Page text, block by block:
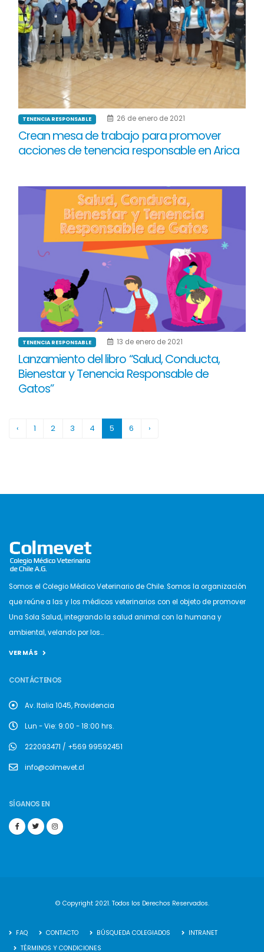
TENENCIA RESPONSABLE 26 de enero de 2021
Crean mesa de trabajo para promover
acciones de tenencia responsable en Arica
TENENCIA RESPONSABLE 13 de enero de 2021
Lanzamiento del libro “Salud, Conducta,
Bienestar y Tenencia Responsable de
Gatos”
‹ 1 2 3 4 5 6 ›
Somos el Colegio Médico Veterinario de Chile. Somos la organización
que reúne a las y los médicos veterinarios con el objeto de promover
Una Sola Salud, integrando la salud animal con la humana y
ambiental, velando por los...
VER MÁS
CONTÁCTENOS
Av. Italia 1045, Providencia
Lun - Vie: 9:00 - 18:00 hrs.
222093471 / +569 99592451
info@colmevet.cl
SÍGANOS EN
© Copyright 2021. Todos los Derechos Reservados.
FAQ CONTACTO BÚSQUEDA COLEGIADOS
INTRANET
TÉRMINOS Y CONDICIONES